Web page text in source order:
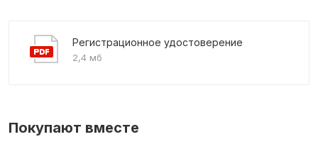
Регистрационное удостоверение
2,4 мб
Покупают вместе